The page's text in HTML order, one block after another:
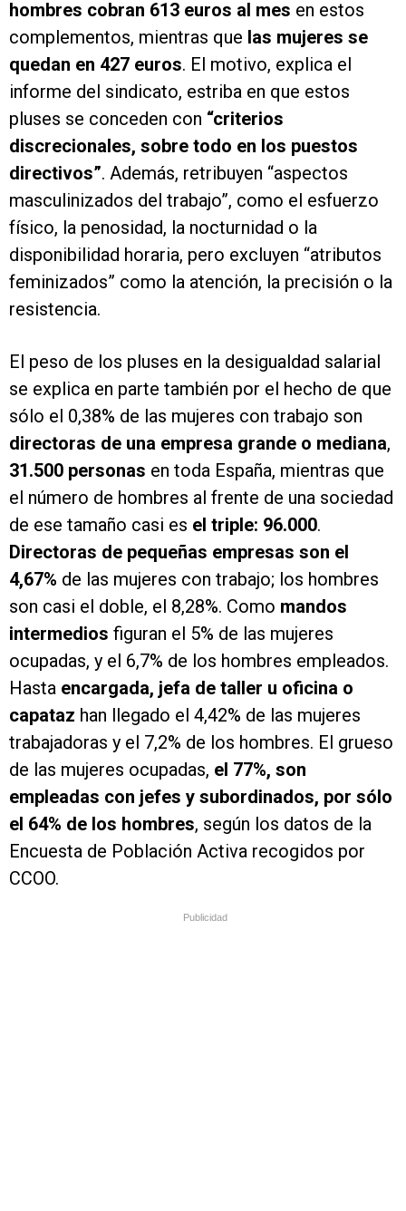
hombres cobran 613 euros al mes en estos
complementos, mientras que las mujeres se
quedan en 427 euros. El motivo, explica el
informe del sindicato, estriba en que estos
pluses se conceden con “criterios
discrecionales, sobre todo en los puestos
directivos”. Además, retribuyen “aspectos
masculinizados del trabajo”, como el esfuerzo
físico, la penosidad, la nocturnidad o la
disponibilidad horaria, pero excluyen “atributos
feminizados” como la atención, la precisión o la
resistencia.
El peso de los pluses en la desigualdad salarial
se explica en parte también por el hecho de que
sólo el 0,38% de las mujeres con trabajo son
directoras de una empresa grande o mediana,
31.500 personas en toda España, mientras que
el número de hombres al frente de una sociedad
de ese tamaño casi es el triple: 96.000.
Directoras de pequeñas empresas son el
4,67% de las mujeres con trabajo; los hombres
son casi el doble, el 8,28%. Como mandos
intermedios figuran el 5% de las mujeres
ocupadas, y el 6,7% de los hombres empleados.
Hasta encargada, jefa de taller u oficina o
capataz han llegado el 4,42% de las mujeres
trabajadoras y el 7,2% de los hombres. El grueso
de las mujeres ocupadas, el 77%, son
empleadas con jefes y subordinados, por sólo
el 64% de los hombres, según los datos de la
Encuesta de Población Activa recogidos por
CCOO.
Publicidad